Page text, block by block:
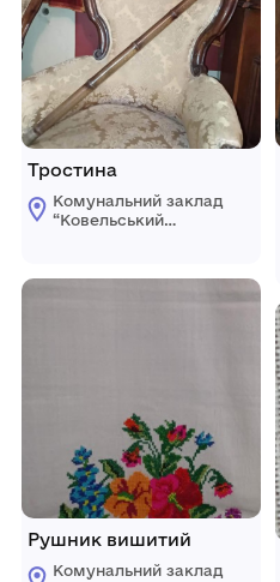
Тростина
Комунальний заклад
“Ковельський
Рушник вишитий
Комунальний заклад